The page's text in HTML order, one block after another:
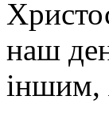
наш
іншим,